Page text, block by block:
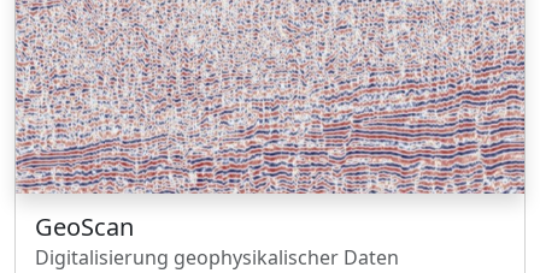
GeoScan
Digitalisierung geophysikalischer Daten